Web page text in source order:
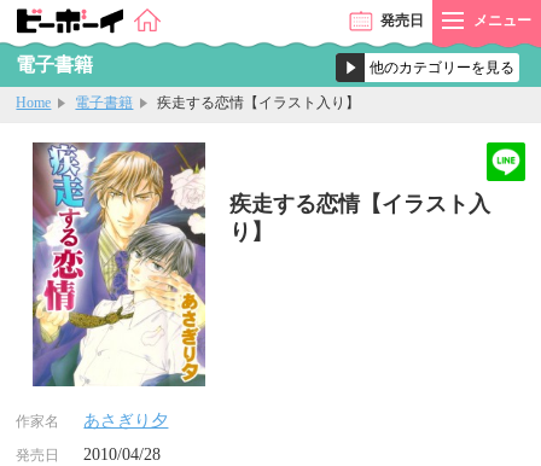
発売日 メニュー
電子書籍
Home 電子書籍 疾走する恋情【イラスト入り】
疾走する恋情【イラスト入
り】
作家名 あさぎり夕
発売日 2010/04/28